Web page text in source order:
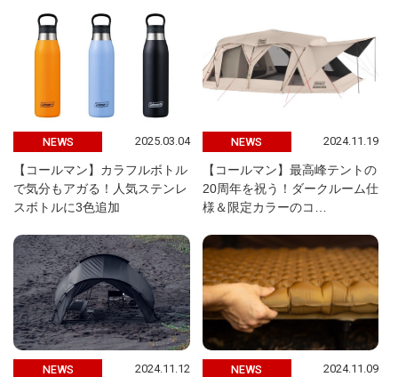
NEWS 2025.03.04
【コールマン】カラフルボトル
で気分もアガる！人気ステンレ
スボトルに3色追加
NEWS 2024.11.19
【コールマン】最高峰テントの
20周年を祝う！ダークルーム仕
様＆限定カラーのコ…
NEWS 2024.11.12 NEWS 2024.11.09